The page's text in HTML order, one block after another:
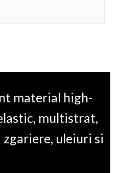
material high-
multistrat,
uleiuri si